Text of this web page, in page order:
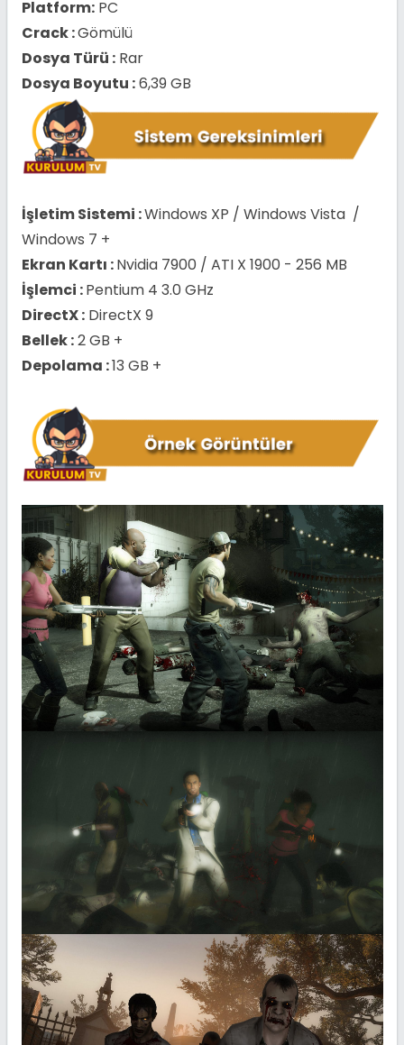
Platform: PC
Crack :Gömülü
Dosya Türü : Rar
Dosya Boyutu :6,39 GB
İşletim Sistemi :Windows XP / Windows Vista /
Windows 7 +
Ekran Kartı :Nvidia 7900 / ATI X 1900 - 256 MB
İşlemci :Pentium 4 3.0 GHz
DirectX : DirectX 9
Bellek :2 GB +
Depolama :13 GB +